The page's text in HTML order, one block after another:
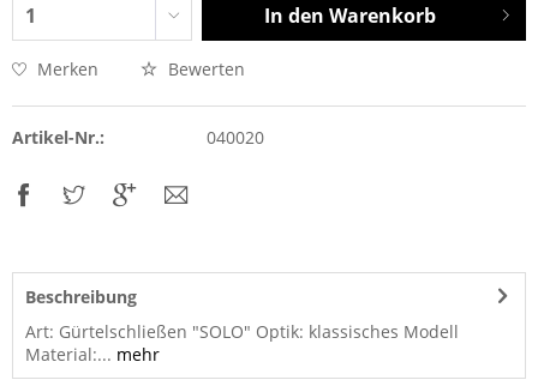
In den Warenkorb
Merken Bewerten
Artikel-Nr.: 040020
Beschreibung
Art: Gürtelschließen "SOLO" Optik: klassisches Modell
Material:... mehr